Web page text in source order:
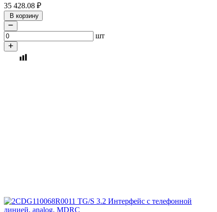
35 428.08 ₽
В корзину
шт